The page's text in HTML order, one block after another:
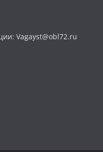
Vagayst@obl72.ru